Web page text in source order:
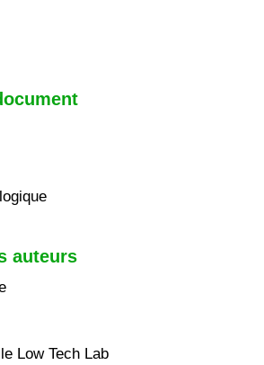
auteurs
Low Tech Lab